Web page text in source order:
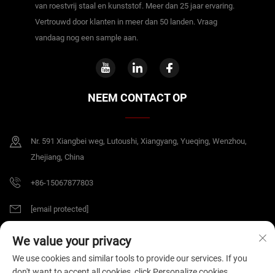
van roestvrij staal en kunststof. Meer dan 25 jaar ervaring.
Vertrouwd door klanten in meer dan 50 landen. Vraag
vandaag nog een sample aan.
NEEM CONTACT OP
Nr. 591 Xiangbei weg, Lutoushi, Xiangyang, Yueqing, Wenzhou,
Zhejiang, China
+86-15067877803
[email protected]
Copyright © 2026 China Zhejiang B&J Electrical Co.,Ltd. Alle rechten
voorbehouden. Privacybeleid
We value your privacy
We use cookies and similar tools to provide our services. If you